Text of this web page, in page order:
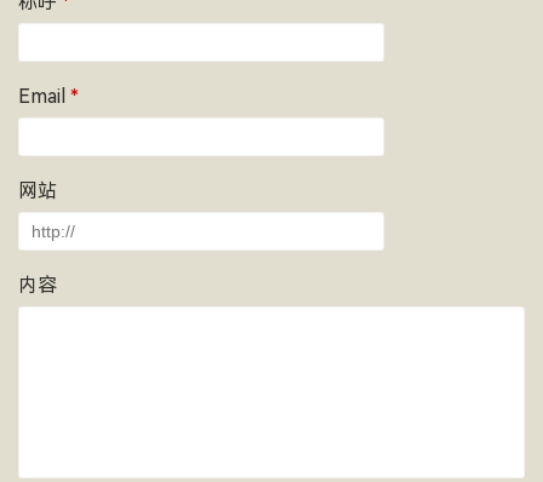
Email *
网站
内容